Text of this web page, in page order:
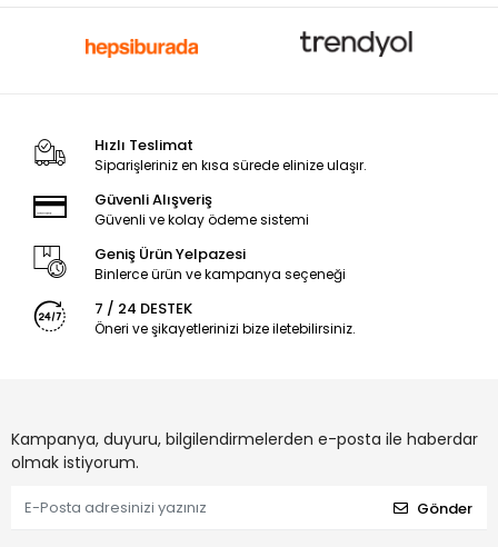
Hızlı Teslimat
Siparişleriniz en kısa sürede elinize ulaşır.
Güvenli Alışveriş
Güvenli ve kolay ödeme sistemi
Geniş Ürün Yelpazesi
Binlerce ürün ve kampanya seçeneği
7 / 24 DESTEK
Öneri ve şikayetlerinizi bize iletebilirsiniz.
Kampanya, duyuru, bilgilendirmelerden e-posta ile haberdar
olmak istiyorum.
Gönder